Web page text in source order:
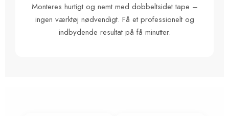
Monteres hurtigt og nemt med dobbeltsidet tape –
ingen værktøj nødvendigt. Få et professionelt og
indbydende resultat på få minutter.